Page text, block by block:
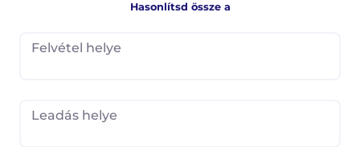
Hasonlítsd össze a
Felvétel helye
Leadás helye